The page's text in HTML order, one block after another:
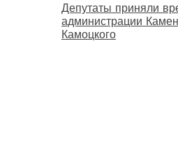
Депутаты приняли
администрации
Камоцкого